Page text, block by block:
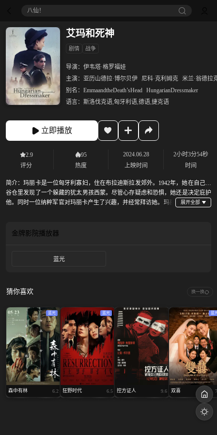
八仙！
艾玛和死神
剧情 战争
导演： 伊韦塔·格罗福娃
主演： 亚历山德拉·博尔贝伊 尼科·克利姆克 米兰·翁德拉
别名： EmmaandtheDeath’sHead HungarianDressmaker
语言： 斯洛伐克语,匈牙利语,德语,捷克语
立即播放
2.9
评分
95
热度
2024.06.28
上映时间
2小时3分54秒
时间
简介：玛丽卡是一位匈牙利寡妇，住在布拉迪斯拉发郊外。1942年，她在自己的
谷仓里发现了一个躲藏的犹太男孩西蒙。尽管心存疑虑和恐惧，她还是决定庇护
他。同时一位纳粹军官对玛丽卡产生了兴趣，并经常拜访她。玛丽
金牌影院播放器
蓝光
猜你喜欢 换一换
蓝光
森中有林 6.2
蓝光
狂野时代 6.5 控方证人 9.6
蓝
双喜